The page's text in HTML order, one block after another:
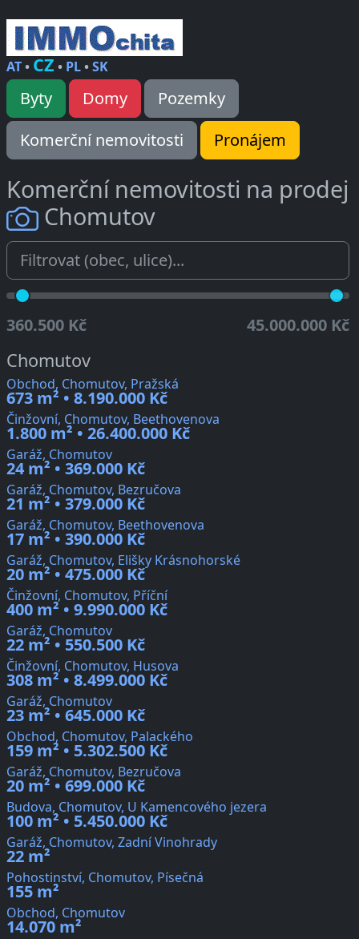
AT• CZ • PL•SK
Byty Domy
Pozemky
Komerční nemovitosti
Pronájem
Komerční nemovitosti na prodej
Chomutov
360.500 Kč 45.000.000 Kč
Chomutov
Obchod, Chomutov, Pražská
673 m² • 8.190.000 Kč
Činžovní, Chomutov, Beethovenova
1.800 m² • 26.400.000 Kč
Garáž, Chomutov
24 m² • 369.000 Kč
Garáž, Chomutov, Bezručova
21 m² • 379.000 Kč
Garáž, Chomutov, Beethovenova
17 m² • 390.000 Kč
Garáž, Chomutov, Elišky Krásnohorské
20 m² • 475.000 Kč
Činžovní, Chomutov, Příční
400 m² • 9.990.000 Kč
Garáž, Chomutov
22 m² • 550.500 Kč
Činžovní, Chomutov, Husova
308 m² • 8.499.000 Kč
Garáž, Chomutov
23 m² • 645.000 Kč
Obchod, Chomutov, Palackého
159 m² • 5.302.500 Kč
Garáž, Chomutov, Bezručova
20 m² • 699.000 Kč
Budova, Chomutov, U Kamencového jezera
100 m² • 5.450.000 Kč
Garáž, Chomutov, Zadní Vinohrady
22 m²
Pohostinství, Chomutov, Písečná
155 m²
Obchod, Chomutov
14.070 m²